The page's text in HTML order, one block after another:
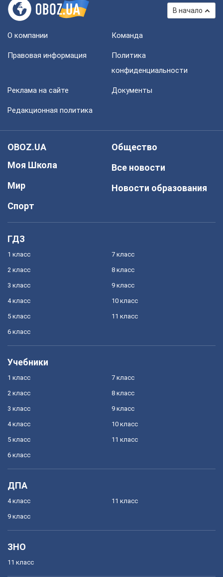
В начало
О компании Команда
Правовая информация
Политика
конфиденциальности
Реклама на сайте Документы
Редакционная политика
OBOZ.UA
Моя Школа
Мир
Спорт
Общество
Все новости
Новости образования
ГДЗ
1 класс
2 класс
3 класс
4 класс
5 класс
6 класс
7 класс
8 класс
9 класс
10 класс
11 класс
Учебники
1 класс
2 класс
3 класс
4 класс
5 класс
6 класс
7 класс
8 класс
9 класс
10 класс
11 класс
ДПА
4 класс
9 класс
11 класс
ЗНО
11 класс